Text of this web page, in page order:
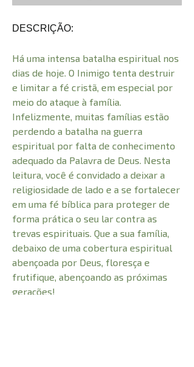
DESCRIÇÃO:
Há uma intensa batalha espiritual nos
dias de hoje. O Inimigo tenta destruir
e limitar a fé cristã, em especial por
meio do ataque à família.
Infelizmente, muitas famílias estão
perdendo a batalha na guerra
espiritual por falta de conhecimento
adequado da Palavra de Deus. Nesta
leitura, você é convidado a deixar a
religiosidade de lado e a se fortalecer
em uma fé bíblica para proteger de
forma prática o seu lar contra as
trevas espirituais. Que a sua família,
debaixo de uma cobertura espiritual
abençoada por Deus, floresça e
frutifique, abençoando as próximas
gerações!